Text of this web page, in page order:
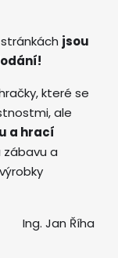
jsou
které se
ale
a hrací
zábavu a
Ing. Jan Říha